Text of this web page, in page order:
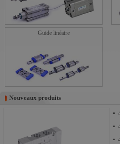
Guide linéaire
Nouveaux produits
Nouveaux produits